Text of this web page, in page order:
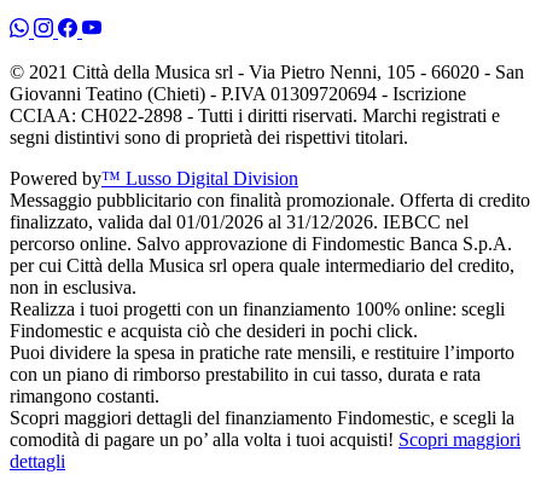
© 2021 Città della Musica srl - Via Pietro Nenni, 105 - 66020 - San
Giovanni Teatino (Chieti) - P.IVA 01309720694 - Iscrizione
CCIAA: CH022-2898 - Tutti i diritti riservati. Marchi registrati e
segni distintivi sono di proprietà dei rispettivi titolari.
Powered by™ Lusso Digital Division
Messaggio pubblicitario con finalità promozionale. Offerta di credito
finalizzato, valida dal 01/01/2026 al 31/12/2026. IEBCC nel
percorso online. Salvo approvazione di Findomestic Banca S.p.A.
per cui Città della Musica srl opera quale intermediario del credito,
non in esclusiva.
Realizza i tuoi progetti con un finanziamento 100% online: scegli
Findomestic e acquista ciò che desideri in pochi click.
Puoi dividere la spesa in pratiche rate mensili, e restituire l’importo
con un piano di rimborso prestabilito in cui tasso, durata e rata
rimangono costanti.
Scopri maggiori dettagli del finanziamento Findomestic, e scegli la
comodità di pagare un po’ alla volta i tuoi acquisti! Scopri maggiori
dettagli